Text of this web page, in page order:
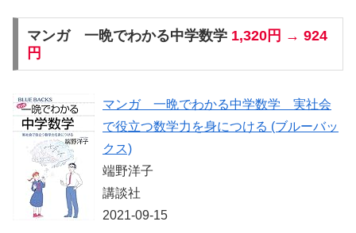
マンガ 一晩でわかる中学数学 1,320円 → 924
円
マンガ 一晩でわかる中学数学 実社会
で役立つ数学力を身につける (ブルーバッ
クス)
端野洋子
講談社
2021-09-15